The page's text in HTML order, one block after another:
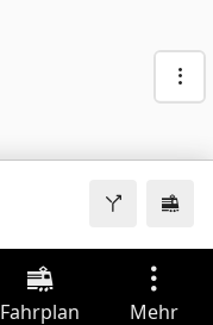
Fahrplan Mehr